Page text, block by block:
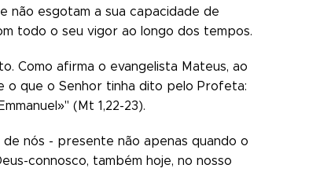
não esgotam a sua capacidade de
todo o seu vigor ao longo dos tempos.
Como afirma o evangelista Mateus, ao
o que o Senhor tinha dito pelo Profeta:
(Mt 1,22-23).
nós - presente não apenas quando o
connosco, também hoje, no nosso